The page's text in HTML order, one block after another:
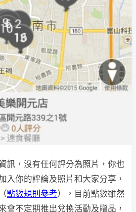
訊，沒有任何評分為照片，你也
入你的評論及照片和大家分享，
點數規則參考），目前點數雖然
會不定期推出兌換活動及贈品，